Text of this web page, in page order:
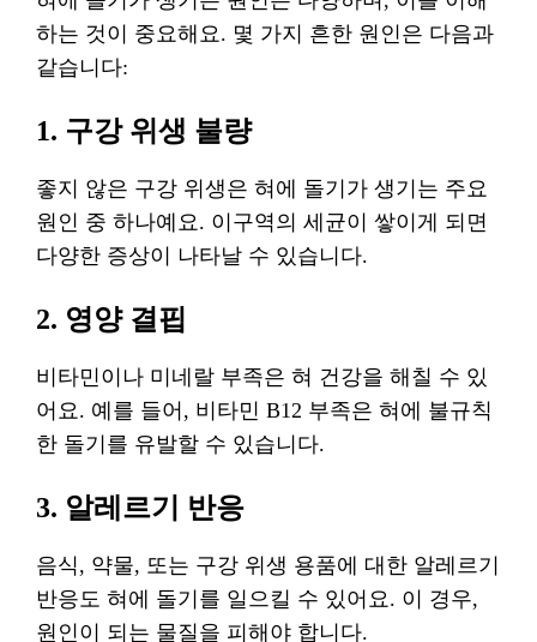
하는 것이 중요해요. 몇 가지 흔한 원인은 다음과
같습니다:
1. 구강 위생 불량
좋지 않은 구강 위생은 혀에 돌기가 생기는 주요
원인 중 하나예요. 이구역의 세균이 쌓이게 되면
다양한 증상이 나타날 수 있습니다.
2. 영양 결핍
비타민이나 미네랄 부족은 혀 건강을 해칠 수 있
어요. 예를 들어, 비타민 B12 부족은 혀에 불규칙
한 돌기를 유발할 수 있습니다.
3. 알레르기 반응
음식, 약물, 또는 구강 위생 용품에 대한 알레르기
반응도 혀에 돌기를 일으킬 수 있어요. 이 경우,
원인이 되는 물질을 피해야 합니다.